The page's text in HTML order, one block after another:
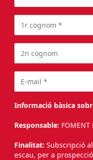
Informació bàsica
Responsable: FOMENT
Finalitat: Subscripció
escau, per a